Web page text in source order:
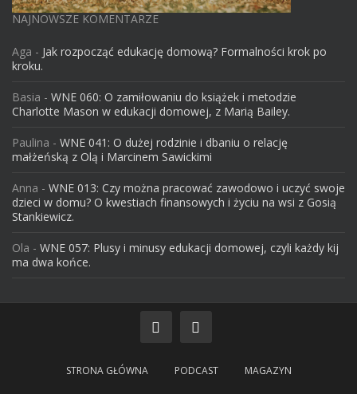
NAJNOWSZE KOMENTARZE
Aga - Jak rozpocząć edukację domową? Formalności krok po
kroku.
Basia - WNE 060: O zamiłowaniu do książek i metodzie
Charlotte Mason w edukacji domowej, z Marią Bailey.
Paulina - WNE 041: O dużej rodzinie i dbaniu o relację
małżeńską z Olą i Marcinem Sawickimi
Anna - WNE 013: Czy można pracować zawodowo i uczyć swoje
dzieci w domu? O kwestiach finansowych i życiu na wsi z Gosią
Stankiewicz.
Ola - WNE 057: Plusy i minusy edukacji domowej, czyli każdy kij
ma dwa końce.
STRONA GŁÓWNA PODCAST MAGAZYN